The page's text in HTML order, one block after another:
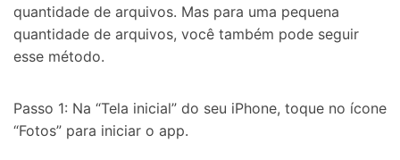
quantidade de arquivos. Mas para uma pequena
quantidade de arquivos, você também pode seguir
esse método.
Passo 1: Na “Tela inicial” do seu iPhone, toque no ícone
“Fotos” para iniciar o app.